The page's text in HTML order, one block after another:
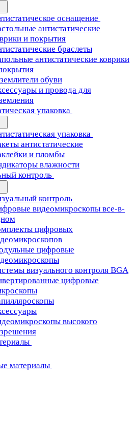
оснащение
антистатические
и покрытия
браслеты
антистатические коврики
обуви
и провода для
упаковка
упаковка
антистатические
и пломбы
влажности
контроль
контроль
видеомикроскопы все-в-
цифровых
цифровые
визуального контроля BGA
цифровые
высокого
материалы